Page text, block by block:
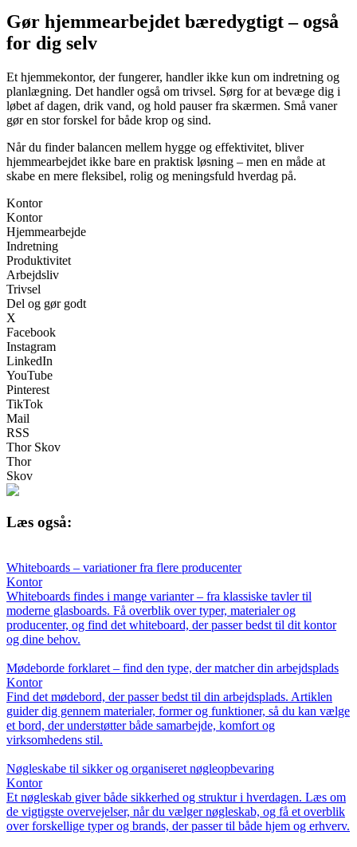
Gør hjemmearbejdet bæredygtigt – også
for dig selv
Et hjemmekontor, der fungerer, handler ikke kun om indretning og
planlægning. Det handler også om trivsel. Sørg for at bevæge dig i
løbet af dagen, drik vand, og hold pauser fra skærmen. Små vaner
gør en stor forskel for både krop og sind.
Når du finder balancen mellem hygge og effektivitet, bliver
hjemmearbejdet ikke bare en praktisk løsning – men en måde at
skabe en mere fleksibel, rolig og meningsfuld hverdag på.
Kontor
Kontor
Hjemmearbejde
Indretning
Produktivitet
Arbejdsliv
Trivsel
Del og gør godt
X
Facebook
Instagram
LinkedIn
YouTube
Pinterest
TikTok
Mail
RSS
Thor Skov
Thor
Skov
Læs også:
Whiteboards – variationer fra flere producenter
Kontor
Whiteboards findes i mange varianter – fra klassiske tavler til
moderne glasboards. Få overblik over typer, materialer og
producenter, og find det whiteboard, der passer bedst til dit kontor
og dine behov.
Mødeborde forklaret – find den type, der matcher din arbejdsplads
Kontor
Find det mødebord, der passer bedst til din arbejdsplads. Artiklen
guider dig gennem materialer, former og funktioner, så du kan vælge
et bord, der understøtter både samarbejde, komfort og
virksomhedens stil.
Nøgleskabe til sikker og organiseret nøgleopbevaring
Kontor
Et nøgleskab giver både sikkerhed og struktur i hverdagen. Læs om
de vigtigste overvejelser, når du vælger nøgleskab, og få et overblik
over forskellige typer og brands, der passer til både hjem og erhverv.